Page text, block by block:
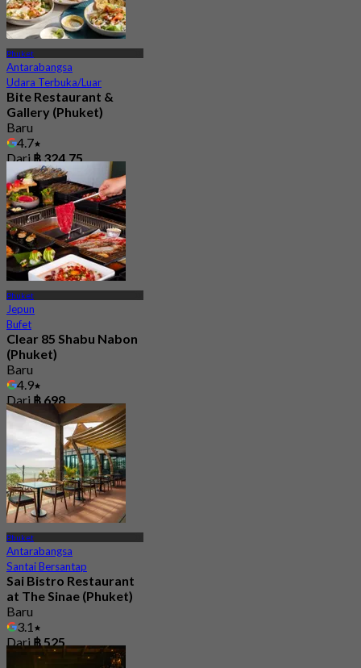
Phuket
Antarabangsa
Udara Terbuka/Luar
Bite Restaurant &
Gallery (Phuket)
Baru
4.7
Dari฿ 324.75
Phuket
Jepun
Bufet
Clear 85 Shabu Nabon
(Phuket)
Baru
4.9
Dari฿ 698
Phuket
Antarabangsa
Santai Bersantap
Sai Bistro Restaurant
at The Sinae (Phuket)
Baru
3.1
Dari฿ 525